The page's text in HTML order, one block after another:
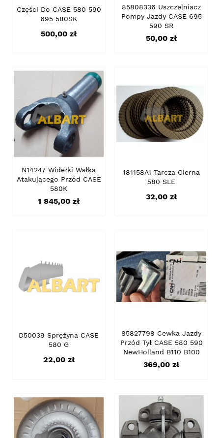
Części Do CASE 580 590
695 580SK
Cena
500,00 zł
85808336 Uszczelniacz
Pompy Jazdy CASE 695
590 SR
Cena
50,00 zł
N14247 Widełki Wałka
Atakującego Przód CASE
580K
Cena
1 845,00 zł
181158A1 Tarcza Cierna
580 SLE
Cena
32,00 zł
D50039 Sprężyna CASE
580 G
Cena
22,00 zł
85827798 Cewka Jazdy
Przód Tył CASE 580 590
NewHolland B110 B100
Cena
369,00 zł